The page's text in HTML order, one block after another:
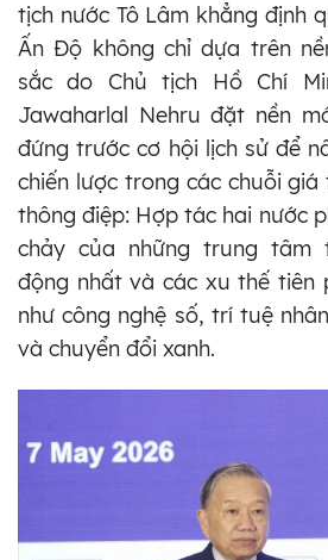
tịch nước Tô Lâm khẳng định
Ấn Độ không chỉ dựa trên
sắc do Chủ tịch Hồ Chí
Jawaharlal Nehru đặt nền
đứng trước cơ hội lịch sử để
chiến lược trong các chuỗi
thông điệp: Hợp tác hai nước
chảy của những trung tâm
động nhất và các xu thế tiên
như công nghệ số, trí tuệ
và chuyển đổi xanh.